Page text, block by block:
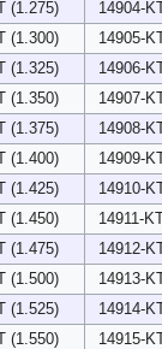
(1.275)
14904-
(1.300)
14905-
(1.325)
14906-
(1.350)
14907-
(1.375)
14908-
(1.400)
14909-
(1.425)
14910-
(1.450)
14911-
(1.475)
14912-
(1.500)
14913-
(1.525)
14914-
(1.550)
14915-